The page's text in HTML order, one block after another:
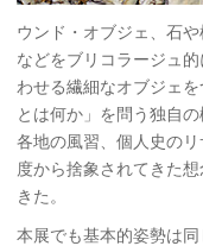
ウンド・オブジェ、石
などをブリコラージュ
わせる繊細なオブジェ
とは何か」を問う独自
各地の風習、個人史の
度から捨象されてきた
きた。
本展でも基本的姿勢は